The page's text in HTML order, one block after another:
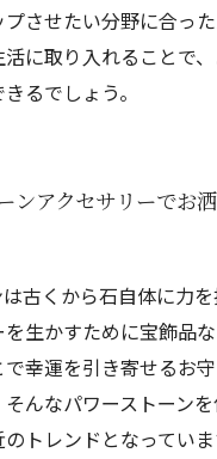
させたい分野に合っ
に取り入れることで
るでしょう。
ンアクセサリーでお
古くから石自体に力
生かすために宝飾品な
幸運を引き寄せるお
んなパワーストーン
トレンドとなってい